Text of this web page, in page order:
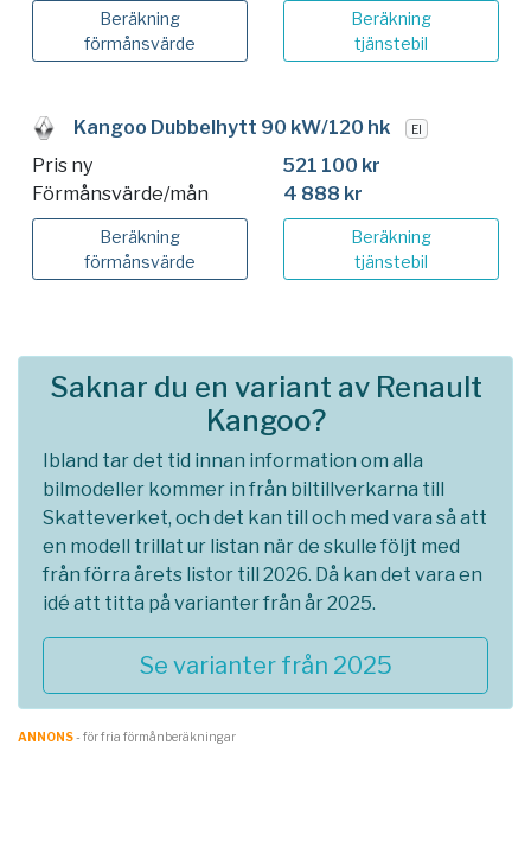
Beräkning
förmånsvärde
Beräkning
tjänstebil
Kangoo Dubbelhytt 90 kW/120 hk El
Pris ny
521 100 kr
Förmånsvärde/mån
4 888 kr
Beräkning
förmånsvärde
Beräkning
tjänstebil
Saknar du en variant av Renault
Kangoo?
Ibland tar det tid innan information om alla
bilmodeller kommer in från biltillverkarna till
Skatteverket, och det kan till och med vara så att
en modell trillat ur listan när de skulle följt med
från förra årets listor till 2026. Då kan det vara en
idé att titta på varianter från år 2025.
Se varianter från 2025
ANNONS- för fria förmånberäkningar